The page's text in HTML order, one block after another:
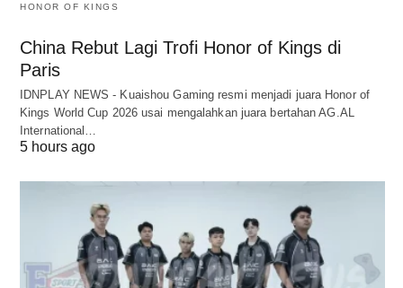
HONOR OF KINGS
China Rebut Lagi Trofi Honor of Kings di
Paris
IDNPLAY NEWS - Kuaishou Gaming resmi menjadi juara Honor of
Kings World Cup 2026 usai mengalahkan juara bertahan AG.AL
International…
5 hours ago